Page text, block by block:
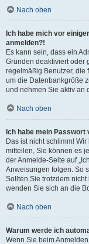
Nach oben
Ich habe mich vor
anmelden?!
Es kann sein, dass ein
Gründen deaktiviert oder
regelmäßig Benutzer, die
um die Datenbankgröße
und nehmen Sie aktiv an
Nach oben
Ich habe mein Passwort
Das ist nicht schlimm!
mitteilen, Sie können es
der Anmelde-Seite auf
Anweisungen folgen. So
Sollten Sie trotzdem
wenden Sie sich an die
Nach oben
Warum werde ich
Wenn Sie beim